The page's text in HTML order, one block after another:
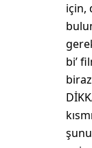
için,
bi’